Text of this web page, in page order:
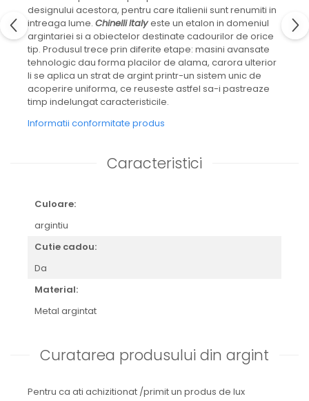
CELESTIAL
PATCHWORK WILLOW
BLUE LILY
HIBISCUS
SWAN
FLORENTINE TURQUOISE
ANTHEMION GREY
ORCHARD
FLOWER FESTIVAL BLUE
FLOWER FESTIVAL RED
CHIQUE ROZ
CHIQUE STRIPES VERDE
Renaissance Grey
CHIQUE GALBEN
designului acestora, pentru care italienii sunt renumiti in
intreaga lume. ChinelliItalyeste un etalon in domeniul
argintariei si a obiectelor destinate cadourilor de orice
tip. Produsul trece prin diferite etape: masini avansate
tehnologic dau forma placilor de alama, carora ulterior
li se aplica un strat de argint printr-un sistem unic de
acoperire uniforma, ce reuseste astfel sa-i pastreaze
timp indelungat caracteristicile.
Informatii conformitate produs
Caracteristici
Culoare:
argintiu
Cutie cadou:
Da
Material:
Metal argintat
Curatarea produsului din argint
Pentru ca ati achizitionat /primit un produs de lux